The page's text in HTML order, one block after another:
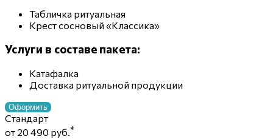
Табличка ритуальная
Крест сосновый «Классика»
Услуги в составе пакета:
Катафалка
Доставка ритуальной продукции
Оформить
Стандарт
от 20 490 руб.*